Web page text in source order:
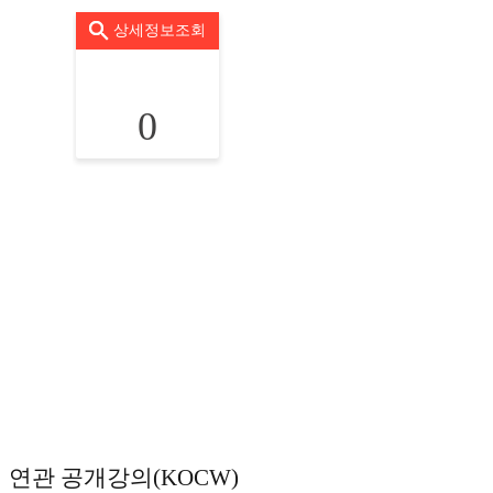
상세정보조회
0
연관 공개강의(KOCW)